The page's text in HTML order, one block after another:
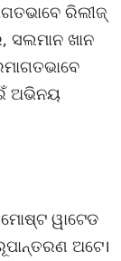
ରିଲୀଜ୍
ସଲମାନ ଖାନ
ଅଭିନୟ
ୱାଟେଡ
ଅଟେ।